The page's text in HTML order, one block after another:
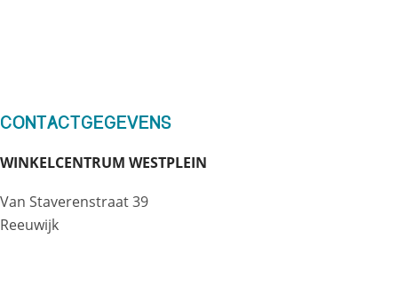
Contactgegevens
WINKELCENTRUM WESTPLEIN
Van Staverenstraat 39
Reeuwijk